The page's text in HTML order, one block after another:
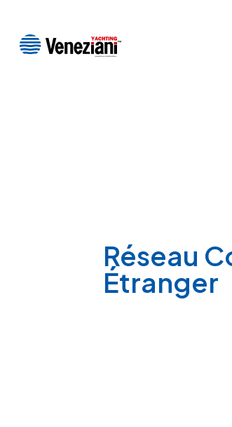
Réseau
Étranger